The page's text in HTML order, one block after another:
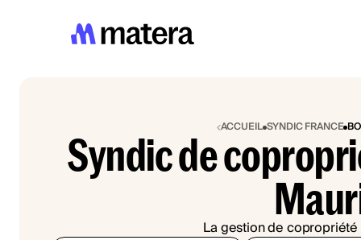
ACCUEIL SYNDIC FRANCE
Syndic de
La gestion de copropriété